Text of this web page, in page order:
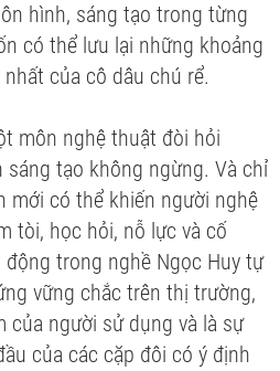
hình, sáng tạo trong từng
có thể lưu lại những khoảng
của cô dâu chú rể.
môn nghệ thuật đòi hỏi
sáng tạo không ngừng. Và chỉ
mới có thể khiến người nghệ
tòi, học hỏi, nỗ lực và cố
trong nghề Ngọc Huy tự
vững chắc trên thị trường,
của người sử dụng và là sự
của các cặp đôi có ý định